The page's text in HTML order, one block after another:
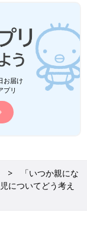
お届け
プリ
「いつか親にな
についてどう考え